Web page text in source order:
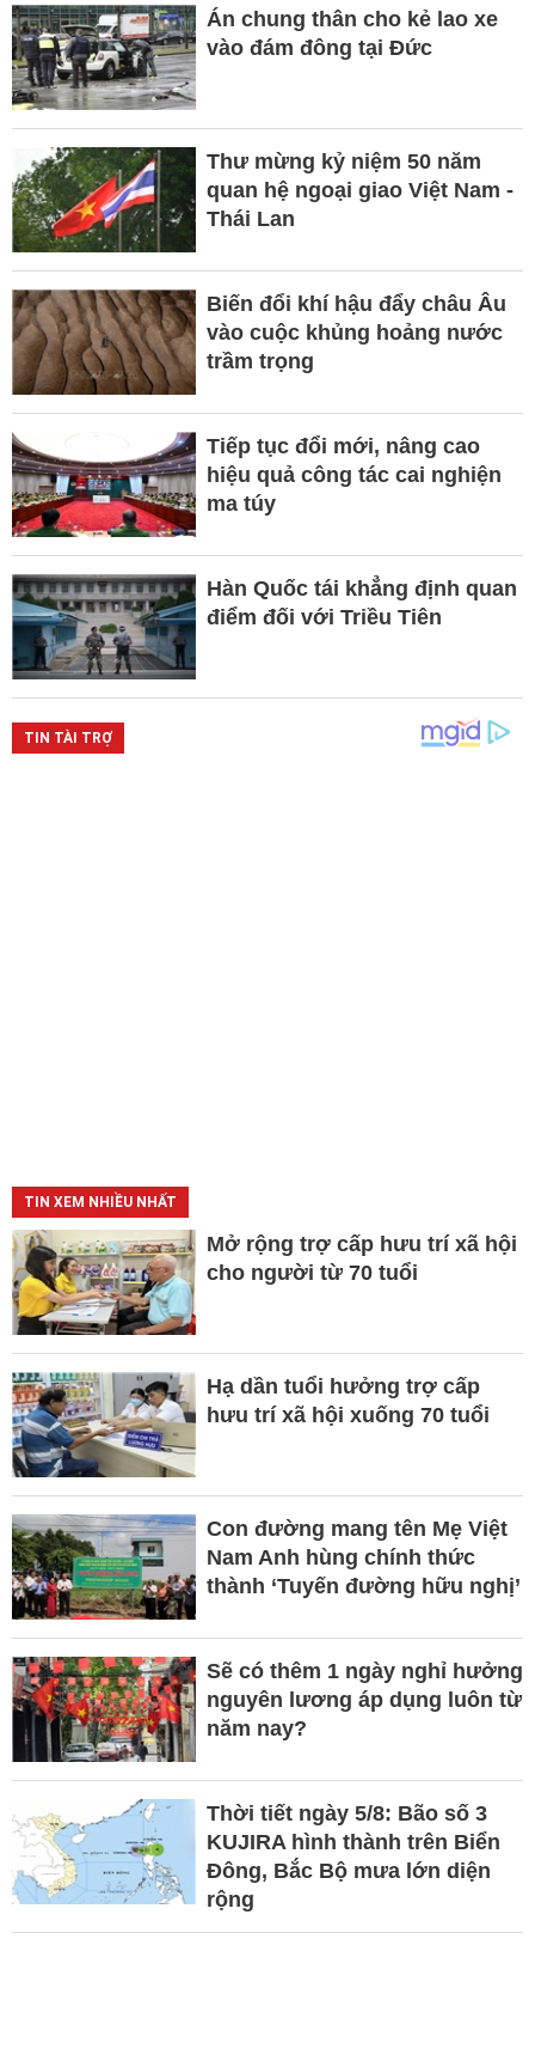
Án chung thân cho kẻ lao xe
vào đám đông tại Đức
Thư mừng kỷ niệm 50 năm
quan hệ ngoại giao Việt Nam -
Thái Lan
Biến đổi khí hậu đẩy châu Âu
vào cuộc khủng hoảng nước
trầm trọng
Tiếp tục đổi mới, nâng cao
hiệu quả công tác cai nghiện
ma túy
Hàn Quốc tái khẳng định quan
điểm đối với Triều Tiên
TIN XEM NHIỀU NHẤT
Mở rộng trợ cấp hưu trí xã hội
cho người từ 70 tuổi
Hạ dần tuổi hưởng trợ cấp
hưu trí xã hội xuống 70 tuổi
Con đường mang tên Mẹ Việt
Nam Anh hùng chính thức
thành ‘Tuyến đường hữu nghị’
Sẽ có thêm 1 ngày nghỉ hưởng
nguyên lương áp dụng luôn từ
năm nay?
Thời tiết ngày 5/8: Bão số 3
KUJIRA hình thành trên Biển
Đông, Bắc Bộ mưa lớn diện
rộng